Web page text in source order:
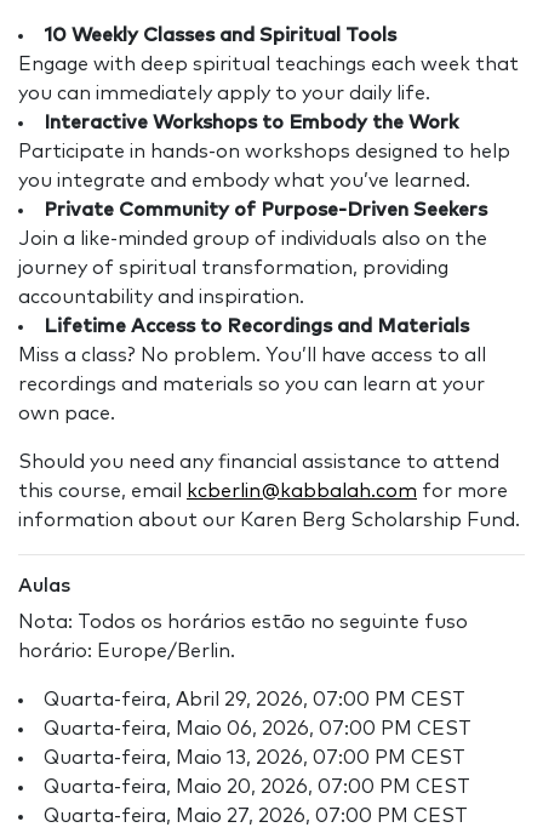
10 Weekly Classes and Spiritual Tools
Engage with deep spiritual teachings each week that
you can immediately apply to your daily life.
Interactive Workshops to Embody the Work
Participate in hands-on workshops designed to help
you integrate and embody what you’ve learned.
Private Community of Purpose-Driven Seekers
Join a like-minded group of individuals also on the
journey of spiritual transformation, providing
accountability and inspiration.
Lifetime Access to Recordings and Materials
Miss a class? No problem. You’ll have access to all
recordings and materials so you can learn at your
own pace.
Should you need any financial assistance to attend
this course, email
kcberlin@kabbalah.com for more
information about our Karen Berg Scholarship Fund.
Aulas
Nota: Todos os horários estão no seguinte fuso
horário: Europe/Berlin.
Quarta-feira, Abril 29, 2026, 07:00 PM CEST
Quarta-feira, Maio 06, 2026, 07:00 PM CEST
Quarta-feira, Maio 13, 2026, 07:00 PM CEST
Quarta-feira, Maio 20, 2026, 07:00 PM CEST
Quarta-feira, Maio 27, 2026, 07:00 PM CEST